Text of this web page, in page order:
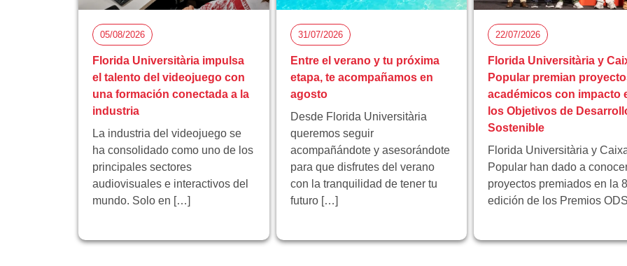
05/08/2026
Florida Universitària impulsa
el talento del videojuego con
una formación conectada a la
industria
La industria del videojuego se
ha consolidado como uno de los
principales sectores
audiovisuales e interactivos del
mundo. Solo en […]
31/07/2026
Entre el verano y tu próxima
etapa, te acompañamos en
agosto
Desde Florida Universitària
queremos seguir
acompañándote y asesorándote
para que disfrutes del verano
con la tranquilidad de tener tu
futuro […]
22/07/2026
Florida Universitària y
Popular premian
académicos con impacto
los Objetivos de
Sostenible
Florida Universitària y
Popular han dado a
proyectos premiados en la
edición de los Premios